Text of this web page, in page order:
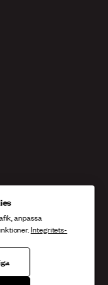
anpassa
Integritets-